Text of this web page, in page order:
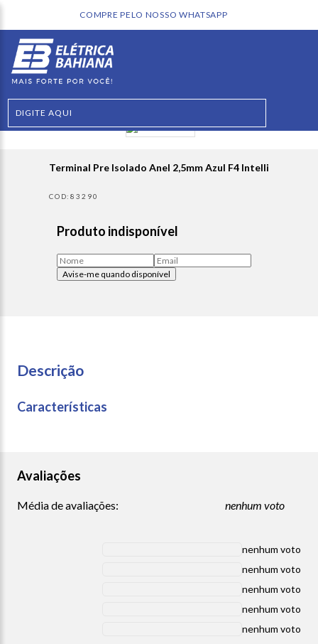
Terminal Pre Isolado Anel 2,5mm Azul F4 Intelli
83290
Produto indisponível
Descrição
Características
Avaliações
Média de avaliações: nenhum voto
nenhum voto
nenhum voto
nenhum voto
nenhum voto
nenhum voto